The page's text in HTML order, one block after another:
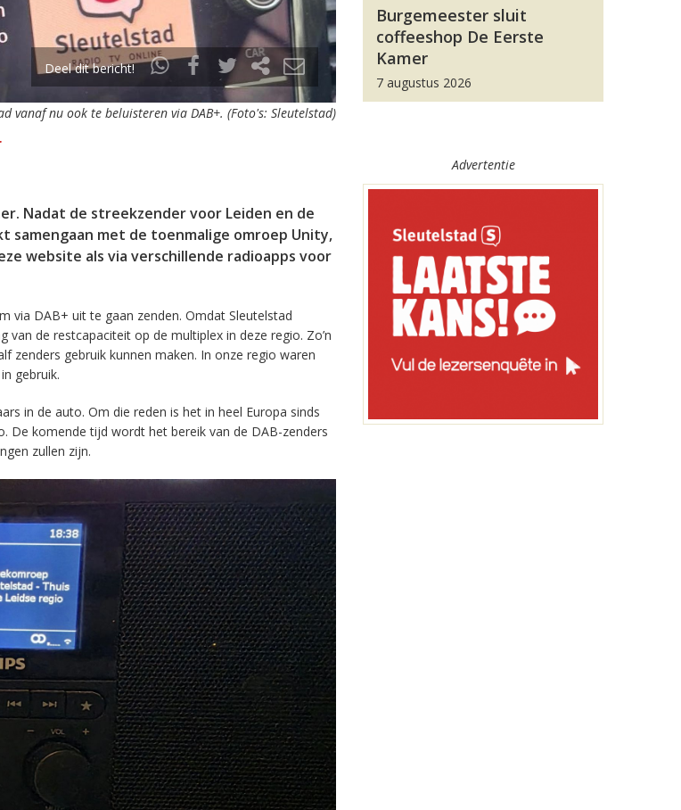
Deel dit bericht!
vanaf nu ook te beluisteren via DAB+. (Foto's: Sleutelstad)
Nadat de streekzender voor Leiden en de
samengaan met de toenmalige omroep Unity,
website als via verschillende radioapps voor
via DAB+ uit te gaan zenden. Omdat Sleutelstad
de restcapaciteit op de multiplex in deze regio. Zo’n
zenders gebruik kunnen maken. In onze regio waren
gebruik.
in de auto. Om die reden is het in heel Europa sinds
De komende tijd wordt het bereik van de DAB-zenders
zullen zijn.
Burgemeester sluit
coffeeshop De Eerste
Kamer
7 augustus 2026
Advertentie